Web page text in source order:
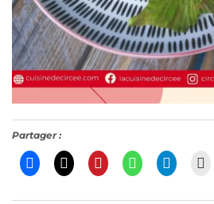
Partager :